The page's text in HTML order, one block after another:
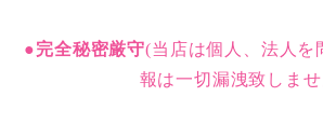
●完全秘密厳守(当店は個人、法人を
報は一切漏洩致しま